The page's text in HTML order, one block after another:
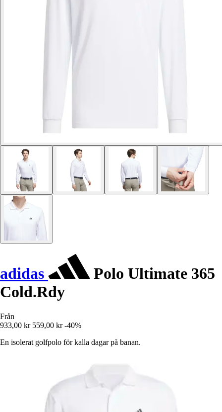
adidas
Polo Ultimate 365
Cold.Rdy
Från
933,00 kr 559,00 kr -40%
En isolerat golfpolo för kalla dagar på banan.